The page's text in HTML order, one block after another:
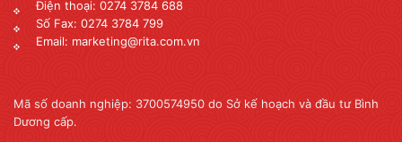
Điện thoại: 0274 3784 688
Số Fax: 0274 3784 799
Email: marketing@rita.com.vn
Mã số doanh nghiệp: 3700574950 do Sở kế hoạch và đầu tư Bình
Dương cấp.